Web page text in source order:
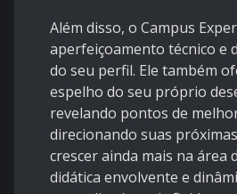
Além disso, o Campus
aperfeiçoamento técnico e
do seu perfil. Ele também
espelho do seu próprio
revelando pontos de
direcionando suas
crescer ainda mais na área
didática envolvente e